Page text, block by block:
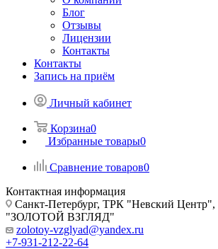
Блог
Отзывы
Лицензии
Контакты
Контакты
Запись на приём
Личный кабинет
Корзина0
Избранные товары0
Сравнение товаров0
Контактная информация
Санкт-Петербург, ТРК "Невский Центр",
"ЗОЛОТОЙ ВЗГЛЯД"
zolotoy-vzglyad@yandex.ru
+7-931-212-22-64